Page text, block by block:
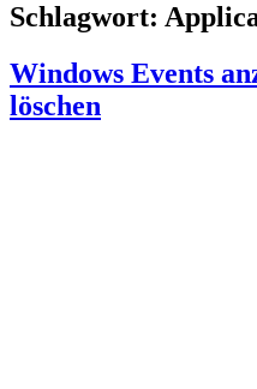
Schlagwort:
Windows Events
löschen